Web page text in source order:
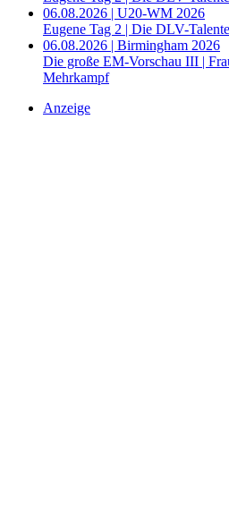
06.08.2026 | U20-WM 2026
Eugene Tag 2 | Die DLV-
06.08.2026 | Birmingham 2026
Die große EM-Vorschau III |
Mehrkampf
Anzeige